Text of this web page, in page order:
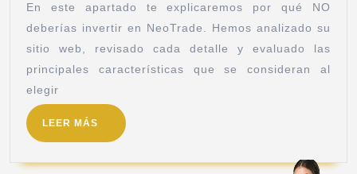
En este apartado te explicaremos por qué NO
deberías invertir en NeoTrade. Hemos analizado su
sitio web, revisado cada detalle y evaluado las
principales características que se consideran al
elegir
LEER MÁS